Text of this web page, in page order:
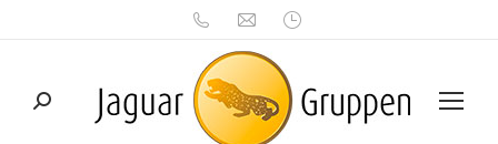
Search: